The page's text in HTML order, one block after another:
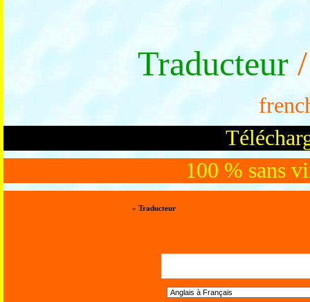
Traducteur
100 % sans
» Traducteur